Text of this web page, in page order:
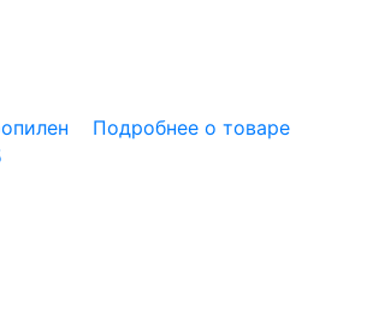
Подробнее о товаре